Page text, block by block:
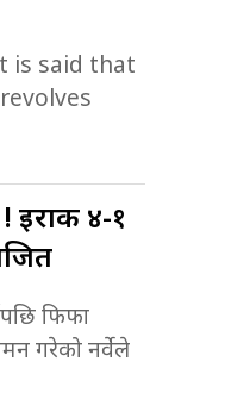
is said that
इराक ४-१
फिफा
गरेको नर्वेले